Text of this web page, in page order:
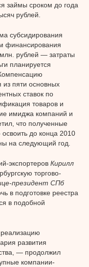
займы сроком до года
рублей.
субсидирования
финансирования
рублей — затраты
планируется
из пяти основных
ставок по
товаров и
имиджа компаний и
что полученные
до конца 2010
на следующий год.
экспортеров Кирилл
торгово-
президент СПб
в подготовке реестра
в подобной
развития
— продолжил
компании-